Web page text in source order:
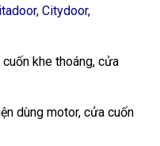
Citydoor,
khe thoáng, cửa
dùng motor, cửa cuốn